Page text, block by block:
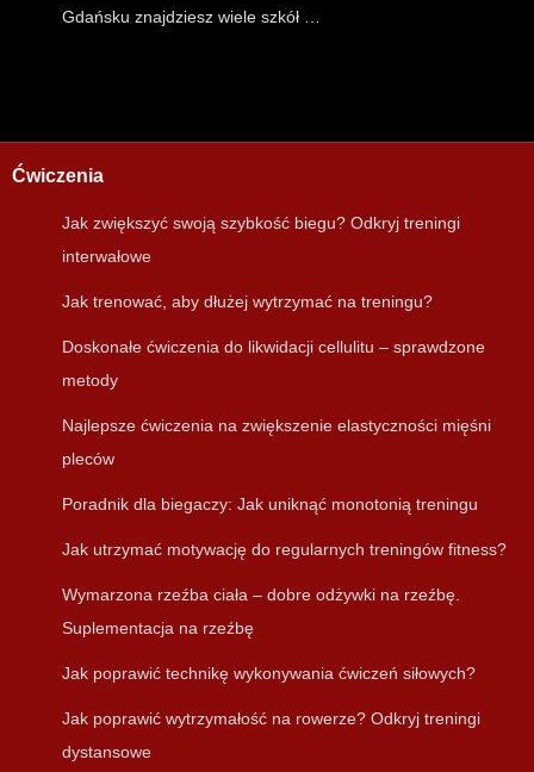
Gdańsku znajdziesz wiele szkół …
Ćwiczenia
Jak zwiększyć swoją szybkość biegu? Odkryj treningi
interwałowe
Jak trenować, aby dłużej wytrzymać na treningu?
Doskonałe ćwiczenia do likwidacji cellulitu – sprawdzone
metody
Najlepsze ćwiczenia na zwiększenie elastyczności mięśni
pleców
Poradnik dla biegaczy: Jak uniknąć monotonią treningu
Jak utrzymać motywację do regularnych treningów fitness?
Wymarzona rzeźba ciała – dobre odżywki na rzeźbę.
Suplementacja na rzeźbę
Jak poprawić technikę wykonywania ćwiczeń siłowych?
Jak poprawić wytrzymałość na rowerze? Odkryj treningi
dystansowe